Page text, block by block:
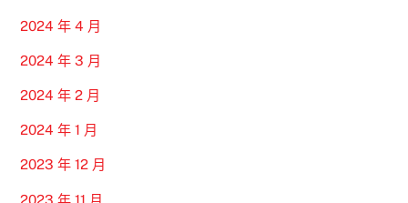
2024 年 4 月
2024 年 3 月
2024 年 2 月
2024 年 1 月
2023 年 12 月
2023 年 11 月